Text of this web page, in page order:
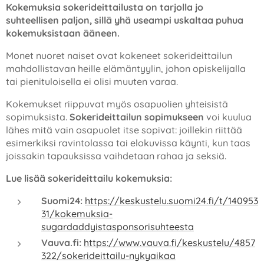
Kokemuksia sokerideittailusta on tarjolla jo
suhteellisen paljon, sillä yhä useampi uskaltaa puhua
kokemuksistaan ääneen.
Monet nuoret naiset ovat kokeneet sokerideittailun
mahdollistavan heille elämäntyylin, johon opiskelijalla
tai pienituloisella ei olisi muuten varaa.
Kokemukset riippuvat myös osapuolien yhteisistä
sopimuksista. Sokerideittailun sopimukseen voi kuulua
lähes mitä vain osapuolet itse sopivat: joillekin riittää
esimerkiksi ravintolassa tai elokuvissa käynti, kun taas
joissakin tapauksissa vaihdetaan rahaa ja seksiä.
Lue lisää sokerideittailu kokemuksia:
Suomi24: https://keskustelu.suomi24.fi/t/140953
31/kokemuksia-
sugardaddyistasponsorisuhteesta
Vauva.fi: https://www.vauva.fi/keskustelu/4857
322/sokerideittailu-nykyaikaa